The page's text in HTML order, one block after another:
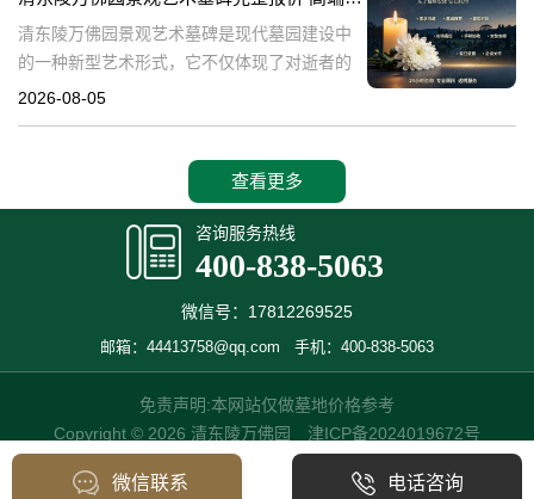
清东陵万佛园景观艺术墓碑是现代墓园建设中
的一种新型艺术形式，它不仅体现了对逝者的
尊重和缅怀，更是一种文化艺术的传承。本文
2026-08-05
查看更多
咨询服务热线
400-838-5063
微信号：17812269525
邮箱：44413758@qq.com 手机：400-838-5063
免责声明:本网站仅做墓地价格参考
Copyright © 2026 清东陵万佛园 津ICP备2024019672号
微信联系 电话咨询